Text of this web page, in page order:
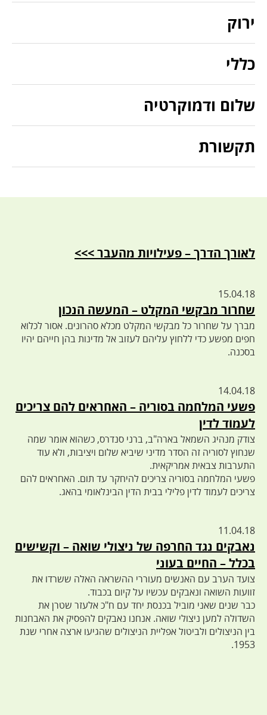
ירוק
כללי
שלום ודמוקרטיה
תקשורת
לאורך הדרך – פעילויות מהעבר >>>
15.04.18
שחרור מבקשי המקלט – המעשה הנכון
מברך על שחרור כל מבקשי המקלט מכלא סהרונים. אסור לכלוא
חפים מפשע כדי ללחוץ עליהם לעזוב אל מדינות בהן חייהם יהיו
בסכנה.
14.04.18
פשעי המלחמה בסוריה – האחראים להם צריכים
לעמוד לדין
צודק מנהיג השמאל בארה"ב, ברני סנדרס, כשהוא אומר שמה
שנחוץ לסוריה זה הסדר מדיני שיביא שלום ויציבות, ולא עוד
התערבות צבאית אמריקאית.
פשעי המלחמה בסוריה צריכים להיחקר עד תום. האחראים להם
צריכים לעמוד לדין פלילי בבית הדין הבינלאומי בהאג.
11.04.18
נאבקים נגד החרפה של ניצולי שואה – וקשישים
בכלל – החיים בעוני
צועד הערב עם האנשים מעוררי ההשראה האלה ששרדו את
זוועות השואה ונאבקים עכשיו על קיום בכבוד.
כבר שנים שאני מוביל בכנסת יחד עם ח"כ אלעזר שטרן את
השדולה למען ניצולי שואה. אנחנו נאבקים להפסיק את האבחנות
בין הניצולים ולביטול אפליית הניצולים שהגיעו ארצה אחרי שנת
1953.